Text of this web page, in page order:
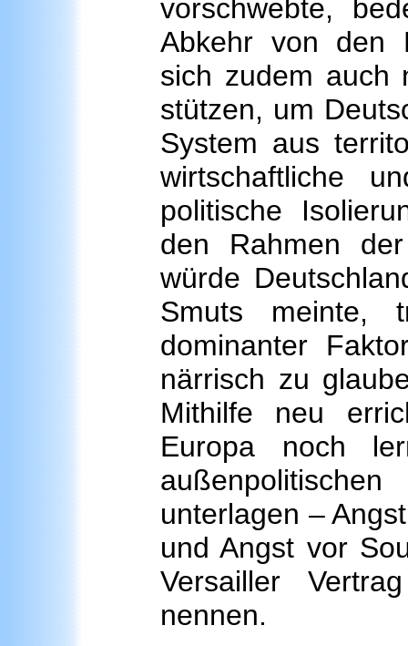
vorschwebte,
Abkehr von den
sich zudem auch
stützen, um
System aus
wirtschaftliche
politische
den Rahmen
würde
Smuts meinte,
dominanter
närrisch zu
Mithilfe neu
Europa noch
unterlagen –
und Angst vor
Versailler
nennen.